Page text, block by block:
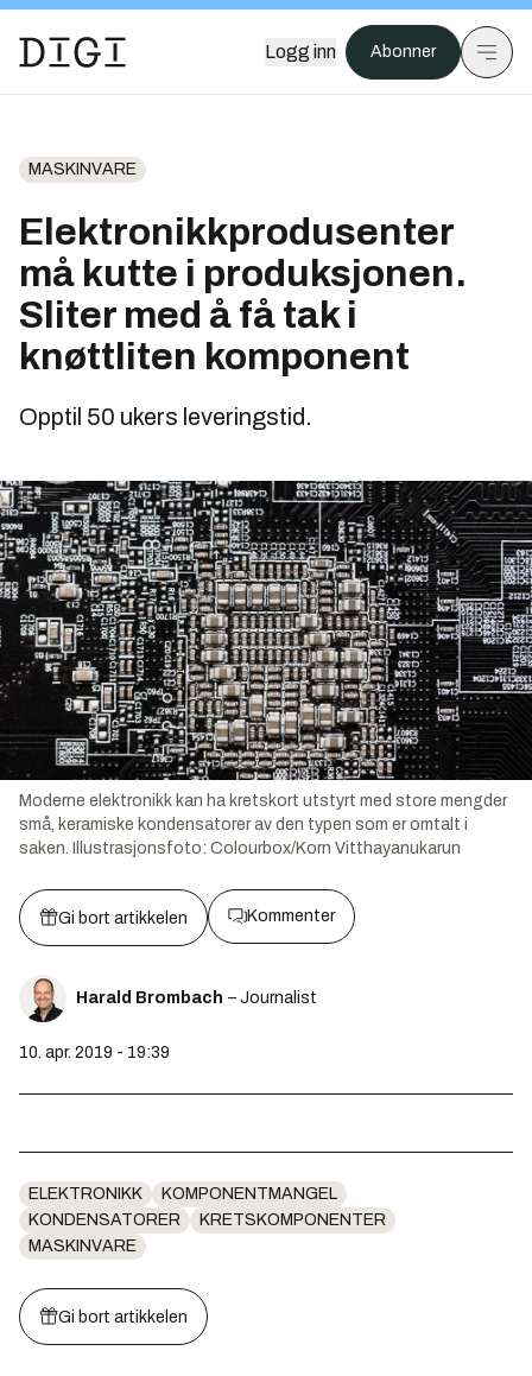
Logg inn Abonner
MASKINVARE
Elektronikkprodusenter
må kutte i produksjonen.
Sliter med å få tak i
knøttliten komponent
Opptil 50 ukers leveringstid.
Moderne elektronikk kan ha kretskort utstyrt med store mengder
små, keramiske kondensatorer av den typen som er omtalt i
saken.
Illustrasjonsfoto: Colourbox/Korn Vitthayanukarun
Gi bort artikkelen Kommenter
Harald Brombach – Journalist
10. apr. 2019 - 19:39
ELEKTRONIKK
KOMPONENTMANGEL
KONDENSATORER
KRETSKOMPONENTER
MASKINVARE
Gi bort artikkelen